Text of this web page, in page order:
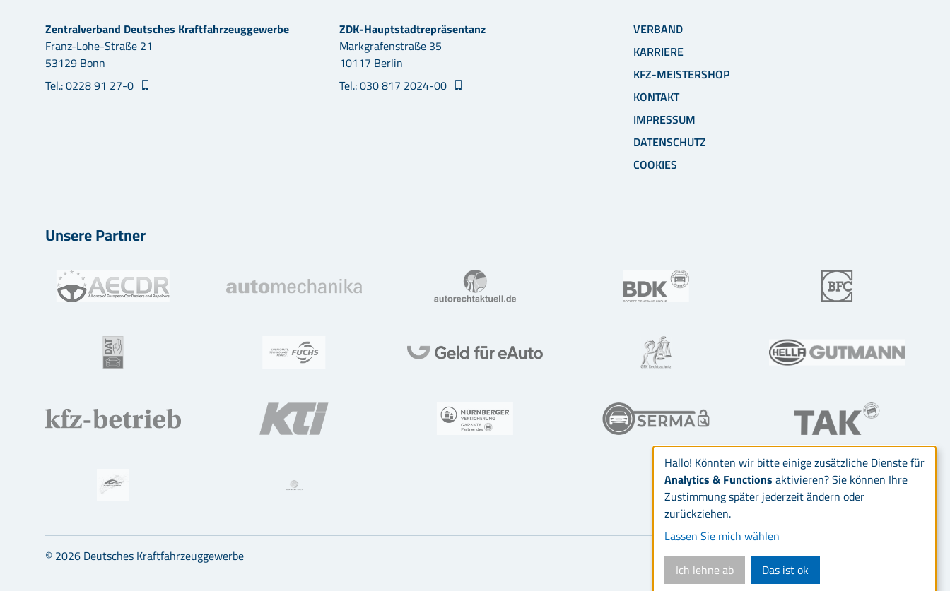
Zentralverband Deutsches Kraftfahrzeuggewerbe
Franz-Lohe-Straße 21
53129 Bonn
Tel.: 0228 91 27-0
ZDK-Hauptstadtrepräsentanz
Markgrafenstraße 35
10117 Berlin
Tel.: 030 817 2024-00
VERBAND
KARRIERE
KFZ-MEISTERSHOP
KONTAKT
IMPRESSUM
DATENSCHUTZ
COOKIES
Unsere Partner
© 2026 Deutsches Kraftfahrzeuggewerbe
Hallo! Könnten wir bitte einige zusätzliche Dienste für
Analytics & Functions aktivieren? Sie können Ihre
Zustimmung später jederzeit ändern oder
zurückziehen.
Lassen Sie mich wählen
Ich lehne ab
Das ist ok